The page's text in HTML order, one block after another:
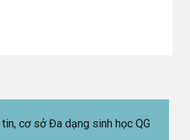
cơ sở Đa dạng sinh học QG